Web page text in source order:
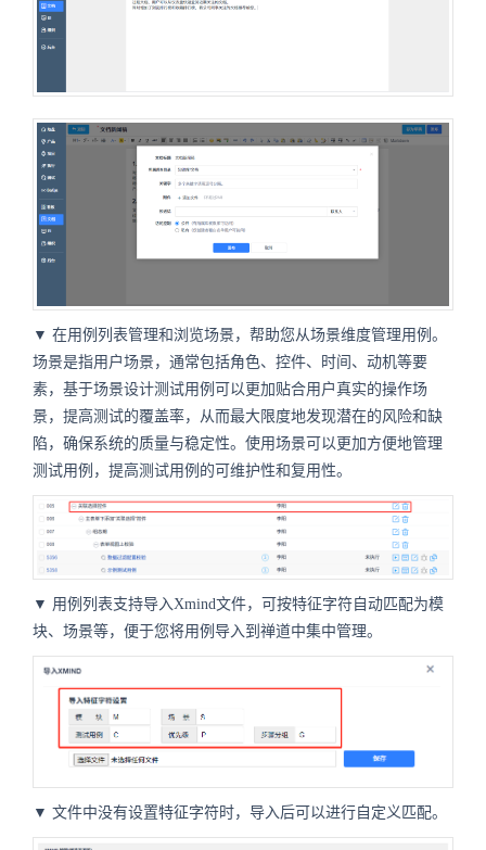
▼ 在用例列表管理和浏览场景，帮助您从场景维度管理用例。
场景是指用户场景，通常包括角色、控件、时间、动机等要
素，基于场景设计测试用例可以更加贴合用户真实的操作场
景，提高测试的覆盖率，从而最大限度地发现潜在的风险和缺
陷，确保系统的质量与稳定性。使用场景可以更加方便地管理
测试用例，提高测试用例的可维护性和复用性。
▼ 用例列表支持导入Xmind文件，可按特征字符自动匹配为模
块、场景等，便于您将用例导入到禅道中集中管理。
▼ 文件中没有设置特征字符时，导入后可以进行自定义匹配。